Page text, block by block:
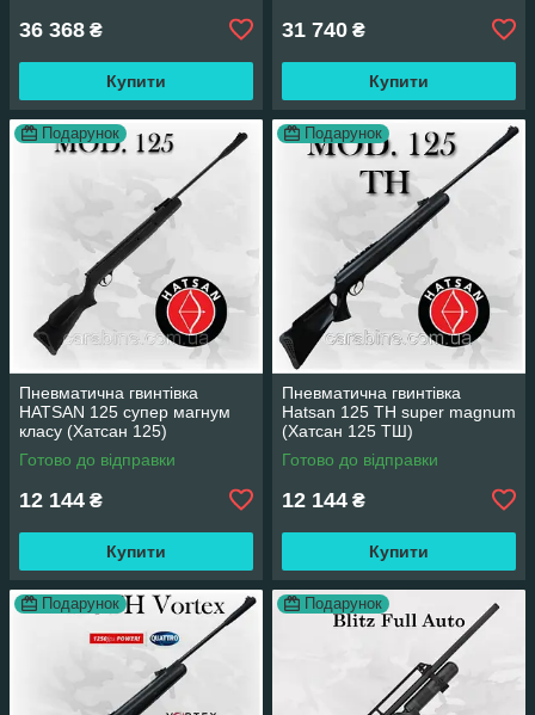
36 368 ₴
Купити
31 740 ₴
Купити
Подарунок
Пневматична гвинтівка
HATSAN 125 супер магнум
класу (Хатсан 125)
Готово до відправки
12 144 ₴
Купити
Подарунок
Пневматична гвинтівка
Hatsan 125 TH super magnum
(Хатсан 125 ТШ)
Готово до відправки
12 144 ₴
Купити
Подарунок Подарунок